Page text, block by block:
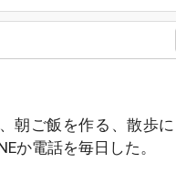
朝ご飯を作る、散歩
か電話を毎日した。